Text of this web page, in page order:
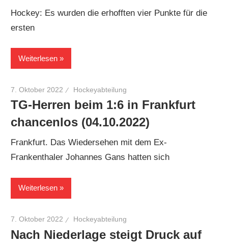
Hockey: Es wurden die erhofften vier Punkte für die
ersten
Weiterlesen
7. Oktober 2022 Hockeyabteilung
TG-Herren beim 1:6 in Frankfurt
chancenlos (04.10.2022)
Frankfurt. Das Wiedersehen mit dem Ex-
Frankenthaler Johannes Gans hatten sich
Weiterlesen
7. Oktober 2022 Hockeyabteilung
Nach Niederlage steigt Druck auf